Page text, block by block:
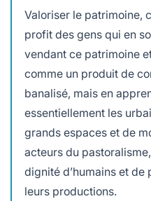
Valoriser le patrimoine,
profit des gens qui en
vendant ce patrimoine
comme un produit de
banalisé, mais en
essentiellement les
grands espaces et de
acteurs du
dignité d’humains et
leurs productions.